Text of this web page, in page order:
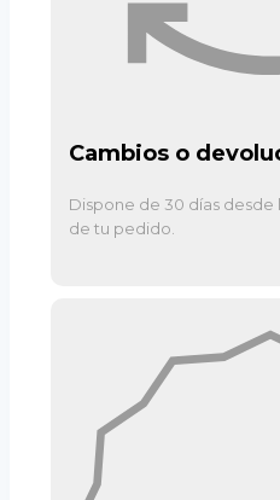
Cambios o
Dispone de 30 días
de tu pedido.